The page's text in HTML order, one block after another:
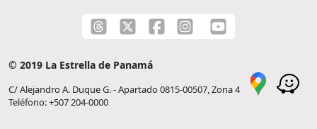
© 2019 La Estrella de Panamá
C/ Alejandro A. Duque G. - Apartado 0815-00507, Zona 4
Teléfono: +507 204-0000